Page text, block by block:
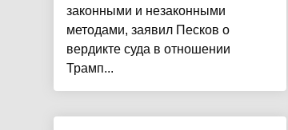
законными и незаконными
методами, заявил Песков о
вердикте суда в отношении
Трамп...